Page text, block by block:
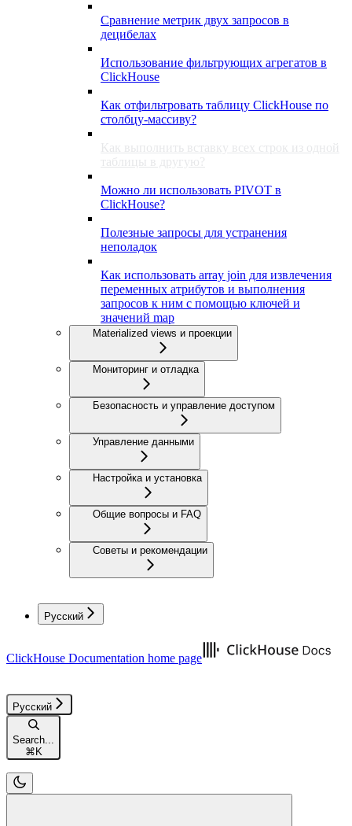
Сравнение метрик двух запросов в
децибелах
Использование фильтрующих агрегатов в
ClickHouse
Как отфильтровать таблицу ClickHouse по
столбцу-массиву?
Как выполнить вставку всех строк из одной
таблицы в другую?
Можно ли использовать PIVOT в
ClickHouse?
Полезные запросы для устранения
неполадок
Как использовать array join для извлечения
переменных атрибутов и выполнения
запросов к ним с помощью ключей и
значений map
Materialized views и проекции
Мониторинг и отладка
Безопасность и управление доступом
Управление данными
Настройка и установка
Общие вопросы и FAQ
Советы и рекомендации
Русский
ClickHouse Documentation home page
Русский
Search...
⌘ K